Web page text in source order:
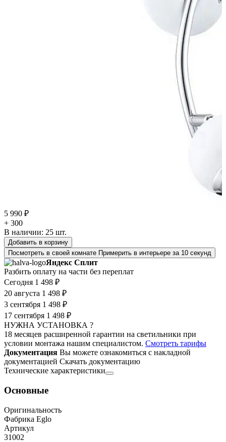
5 990 ₽
+ 300
В наличии: 25 шт.
Добавить в корзину
Посмотреть в своей комнате Примерить в интерьере за 10 секунд
Яндекс Сплит
Разбить оплату на части без переплат
Сегодня 1 498 ₽
20 августа 1 498 ₽
3 сентября 1 498 ₽
17 сентября 1 498 ₽
НУЖНА УСТАНОВКА ?
18 месяцев расширенной гарантии на светильники при
условии монтажа нашим специалистом. Смотреть тарифы
Документация Вы можете ознакомиться с накладной
документацией Скачать документацию
Технические характеристики
Основные
Оригинальность
Фабрика Eglo
Артикул
31002